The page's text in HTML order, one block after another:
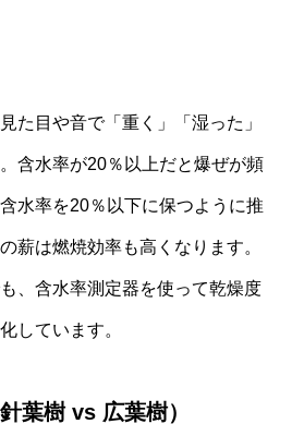
た目や音で「重く」「湿った」
含水率が20％以上だと爆ぜが頻
水率を20％以下に保つように推
薪は燃焼効率も高くなります。
、含水率測定器を使って乾燥度
しています。
葉樹 vs 広葉樹）